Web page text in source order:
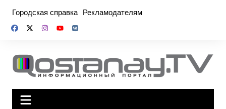
содержимому
Городская справка Рекламодателям